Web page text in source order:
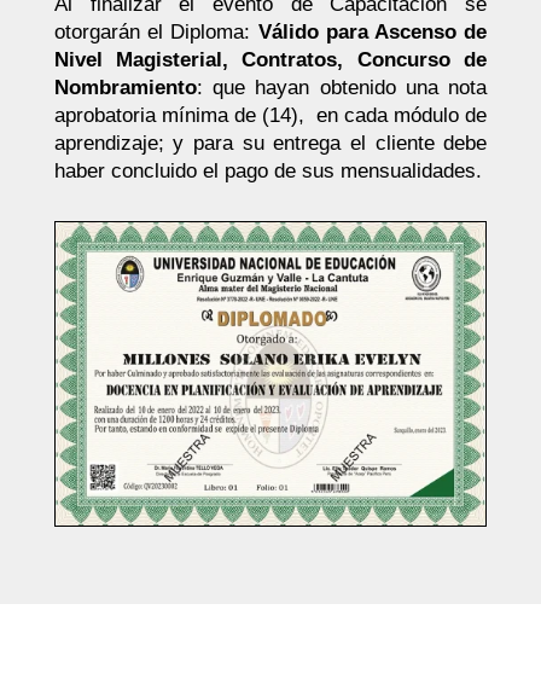
otorgarán el Diploma: Válido para Ascenso de
Nivel Magisterial, Contratos, Concurso de
Nombramiento: que hayan obtenido una nota
aprobatoria mínima de (14), en cada módulo de
aprendizaje; y para su entrega el cliente debe
haber concluido el pago de sus mensualidades.